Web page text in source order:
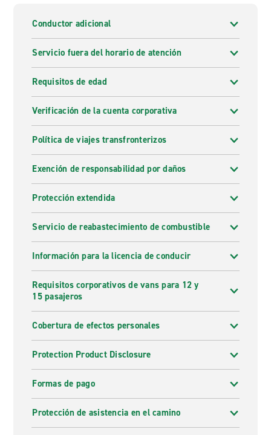
Conductor adicional
Servicio fuera del horario de atención
Requisitos de edad
Verificación de la cuenta corporativa
Política de viajes transfronterizos
Exención de responsabilidad por daños
Protección extendida
Servicio de reabastecimiento de combustible
Información para la licencia de conducir
Requisitos corporativos de vans para 12 y
15 pasajeros
Cobertura de efectos personales
Protection Product Disclosure
Formas de pago
Protección de asistencia en el camino